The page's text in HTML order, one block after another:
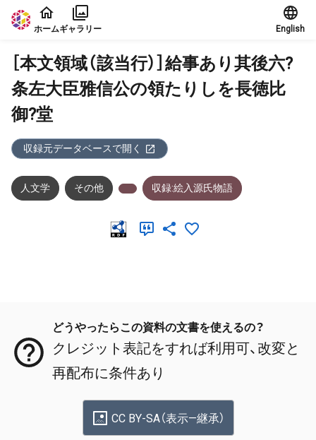
本文に飛ぶ
ホームギャラリー English
［本文領域（該当行）］給事あり其後六?
条左大臣雅信公の領たりしを長徳比
御?堂
収録元データベースで開く
人文学 その他 収録:絵入源氏物語
どうやったらこの資料の文書を使えるの？
クレジット表記をすれば利用可、改変と
再配布に条件あり
CC BY-SA（表示—継承）